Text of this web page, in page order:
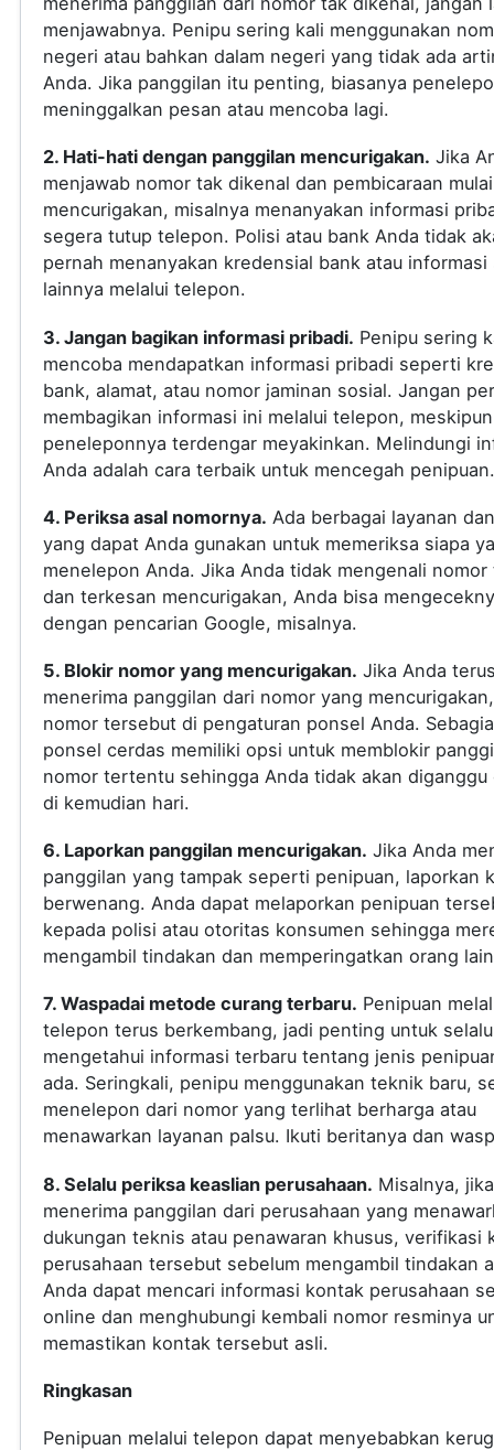
menjawabnya. Penipu sering kali menggunakan
negeri atau bahkan dalam negeri yang tidak ada
Anda. Jika panggilan itu penting, biasanya
meninggalkan pesan atau mencoba lagi.
2. Hati-hati dengan panggilan mencurigakan. Jika
menjawab nomor tak dikenal dan pembicaraan mulai
mencurigakan, misalnya menanyakan informasi
segera tutup telepon. Polisi atau bank Anda tidak
pernah menanyakan kredensial bank atau
lainnya melalui telepon.
3. Jangan bagikan informasi pribadi. Penipu sering
mencoba mendapatkan informasi pribadi seperti
bank, alamat, atau nomor jaminan sosial. Jangan
membagikan informasi ini melalui telepon, meskipun
peneleponnya terdengar meyakinkan. Melindungi
Anda adalah cara terbaik untuk mencegah penipuan.
4. Periksa asal nomornya. Ada berbagai layanan
yang dapat Anda gunakan untuk memeriksa siapa
menelepon Anda. Jika Anda tidak mengenali
dan terkesan mencurigakan, Anda bisa
dengan pencarian Google, misalnya.
5. Blokir nomor yang mencurigakan. Jika Anda
menerima panggilan dari nomor yang
nomor tersebut di pengaturan ponsel Anda.
ponsel cerdas memiliki opsi untuk memblokir
nomor tertentu sehingga Anda tidak akan diganggu
di kemudian hari.
6. Laporkan panggilan mencurigakan. Jika Anda
panggilan yang tampak seperti penipuan, laporkan
berwenang. Anda dapat melaporkan penipuan
kepada polisi atau otoritas konsumen sehingga
mengambil tindakan dan memperingatkan orang
7. Waspadai metode curang terbaru. Penipuan
telepon terus berkembang, jadi penting untuk selalu
mengetahui informasi terbaru tentang jenis
ada. Seringkali, penipu menggunakan teknik baru,
menelepon dari nomor yang terlihat berharga atau
menawarkan layanan palsu. Ikuti beritanya dan
8. Selalu periksa keaslian perusahaan. Misalnya,
menerima panggilan dari perusahaan yang
dukungan teknis atau penawaran khusus, verifikasi
perusahaan tersebut sebelum mengambil tindakan
Anda dapat mencari informasi kontak perusahaan
online dan menghubungi kembali nomor resminya
memastikan kontak tersebut asli.
Ringkasan
Penipuan melalui telepon dapat menyebabkan